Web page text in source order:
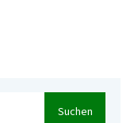
Suchen